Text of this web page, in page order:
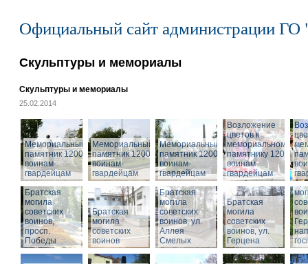
Официальный сайт администрации ГО
Скульптуры и мемориалы
Скульптуры и мемориалы
25.02.2014
Мемориальный
памятник 1200
воинам-
гвардейцам
Мемориальный
памятник 1200
воинам-
гвардейцам
Мемориальный
памятник 1200
воинам-
гвардейцам
Возложение
цветов к
мемориальному
памятнику 1200
воинам-
гвардейцам
Братская
могила
советских
воинов,
просп.
Победы
Братская
могила
советских
воинов
Братская
могила
советских
воинов, ул.
Аллея
Смелых
Братская
могила
советских
воинов, ул.
Герцена